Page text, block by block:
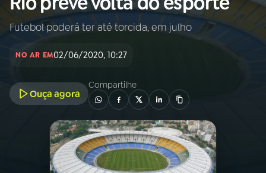
Rádio
Nacional
Buscar
01INÍCIO
A RÁDIO
PROGRAMAÇÃO
Futebol poderá ter até torcida, em julho
NO AR EM02/06/2020, 10:27
Ouça agora
Compartilhe